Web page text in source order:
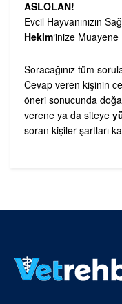
ASLOLAN!
Evcil Hayvanınızın
Hekim‘inize
Soracağınız tüm
Cevap veren kişinin
öneri sonucunda
verene ya da siteye
soran kişiler şartları